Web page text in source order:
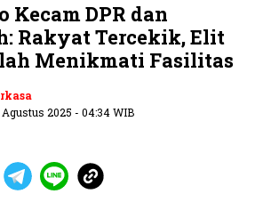
Kecam DPR dan
Rakyat Tercekik, Elit
Menikmati Fasilitas
2025 - 04:34 WIB